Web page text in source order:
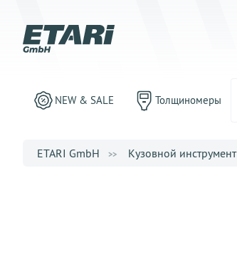
NEW & SALE Толщиномеры
ETARI GmbH Кузовной инструмент